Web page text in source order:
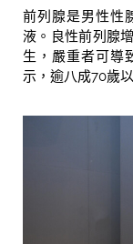
前列腺是男性性
液。良性前列腺
生，嚴重者可導
示，逾八成70歲